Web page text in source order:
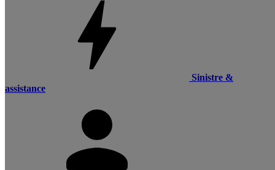
Sinistre &
assistance